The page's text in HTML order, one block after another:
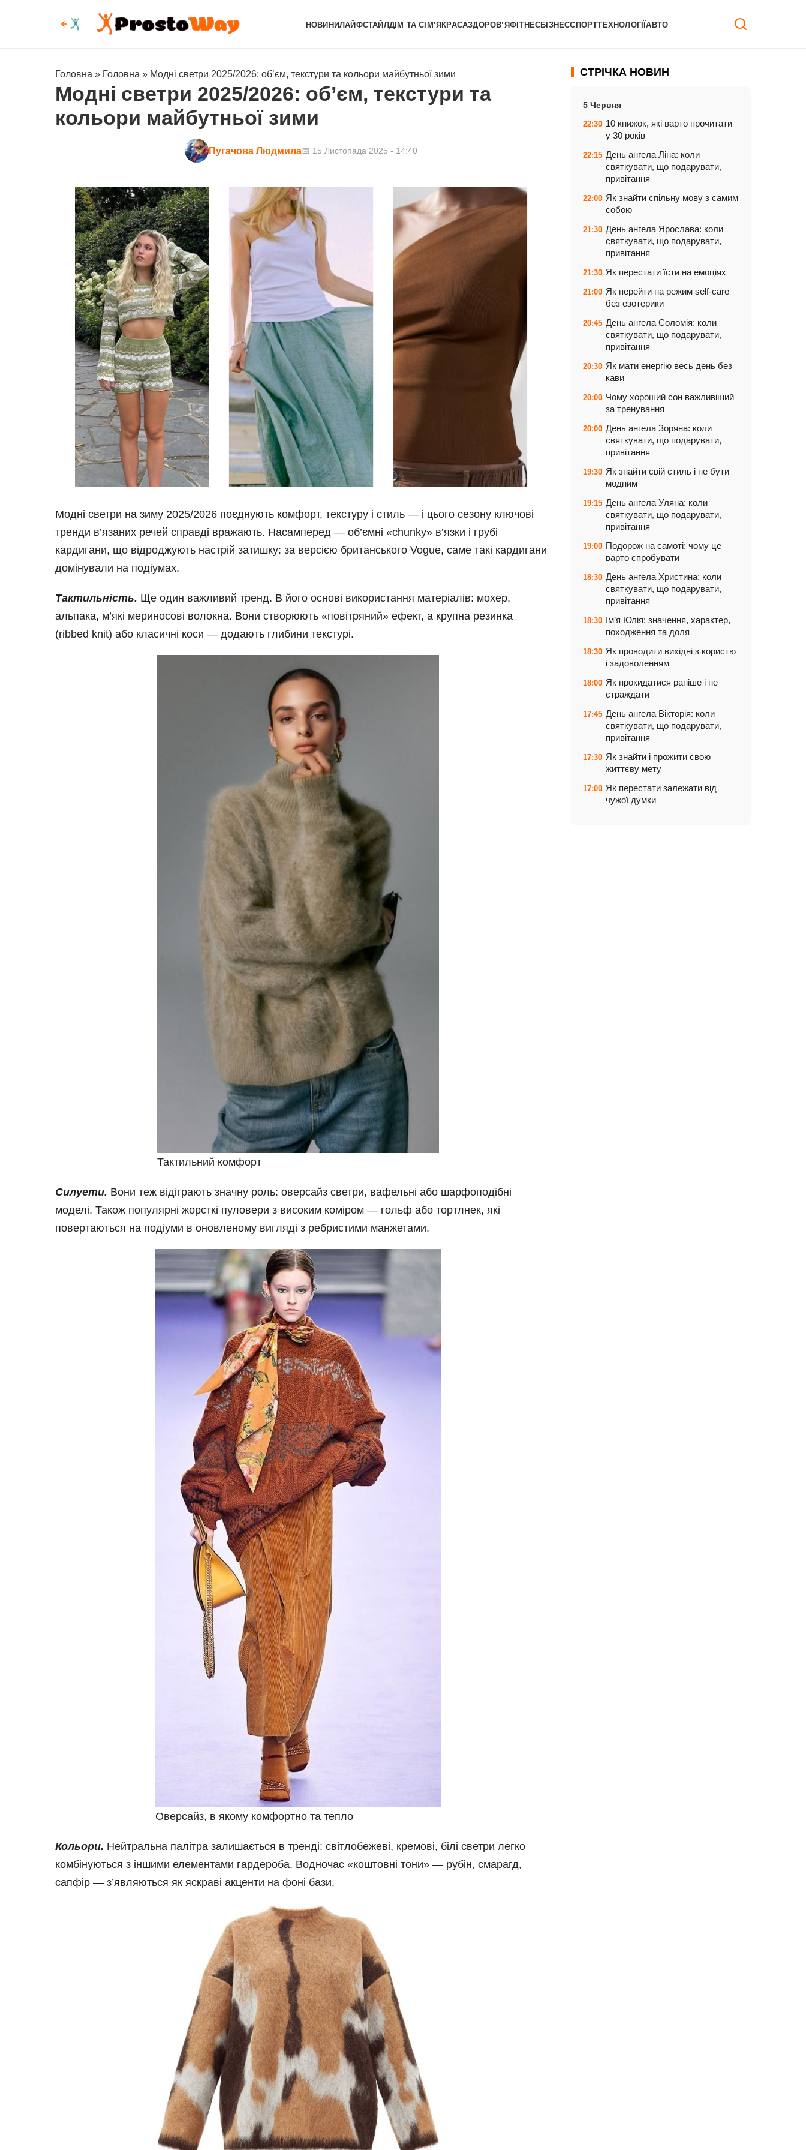
НОВИНИЛАЙФСТАЙЛДІМ ТА СІМ’ЯКРАСАЗДОРОВ’ЯФІТНЕСБІЗНЕССПОРТТЕХНОЛОГІЇАВТО
Головна » Головна » Модні светри 2025/2026: об’єм, текстури та кольори майбутньої зими
Модні светри 2025/2026: об’єм, текстури та
кольори майбутньої зими
Пугачова Людмила📅 15 Листопада 2025 - 14:40
Модні светри на зиму 2025/2026 поєднують комфорт, текстуру і стиль — і цього сезону ключові
тренди в’язаних речей справді вражають. Насамперед — об’ємні «chunky» в’язки і грубі
кардигани, що відроджують настрій затишку: за версією британського Vogue, саме такі кардигани
домінували на подіумах.
Тактильність. Ще один важливий тренд. В його основі використання матеріалів: мохер,
альпака, м’які мериносові волокна. Вони створюють «повітряний» ефект, а крупна резинка
(ribbed knit) або класичні коси — додають глибини текстурі.
Тактильний комфорт
Силуети. Вони теж відіграють значну роль: оверсайз светри, вафельні або шарфоподібні
моделі. Також популярні жорсткі пуловери з високим коміром — гольф або тортлнек, які
повертаються на подіуми в оновленому вигляді з ребристими манжетами.
Оверсайз, в якому комфортно та тепло
Кольори. Нейтральна палітра залишається в тренді: світло­бежеві, кремові, білі светри легко
комбінуються з іншими елементами гардероба. Водночас «коштовні тони» — рубін, смарагд,
сапфір — з’являються як яскраві акценти на фоні бази.
СТРІЧКА НОВИН
5 Червня
22:30 10 книжок, які варто прочитати
у 30 років
22:15 День ангела Ліна: коли
святкувати, що подарувати,
привітання
22:00 Як знайти спільну мову з самим
собою
21:30 День ангела Ярослава: коли
святкувати, що подарувати,
привітання
21:30 Як перестати їсти на емоціях
21:00 Як перейти на режим self-care
без езотерики
20:45 День ангела Соломія: коли
святкувати, що подарувати,
привітання
20:30 Як мати енергію весь день без
кави
20:00 Чому хороший сон важливіший
за тренування
20:00 День ангела Зоряна: коли
святкувати, що подарувати,
привітання
19:30 Як знайти свій стиль і не бути
модним
19:15 День ангела Уляна: коли
святкувати, що подарувати,
привітання
19:00 Подорож на самоті: чому це
варто спробувати
18:30 День ангела Христина: коли
святкувати, що подарувати,
привітання
18:30 Ім’я Юлія: значення, характер,
походження та доля
18:30 Як проводити вихідні з користю
і задоволенням
18:00 Як прокидатися раніше і не
страждати
17:45 День ангела Вікторія: коли
святкувати, що подарувати,
привітання
17:30 Як знайти і прожити свою
життєву мету
17:00 Як перестати залежати від
чужої думки